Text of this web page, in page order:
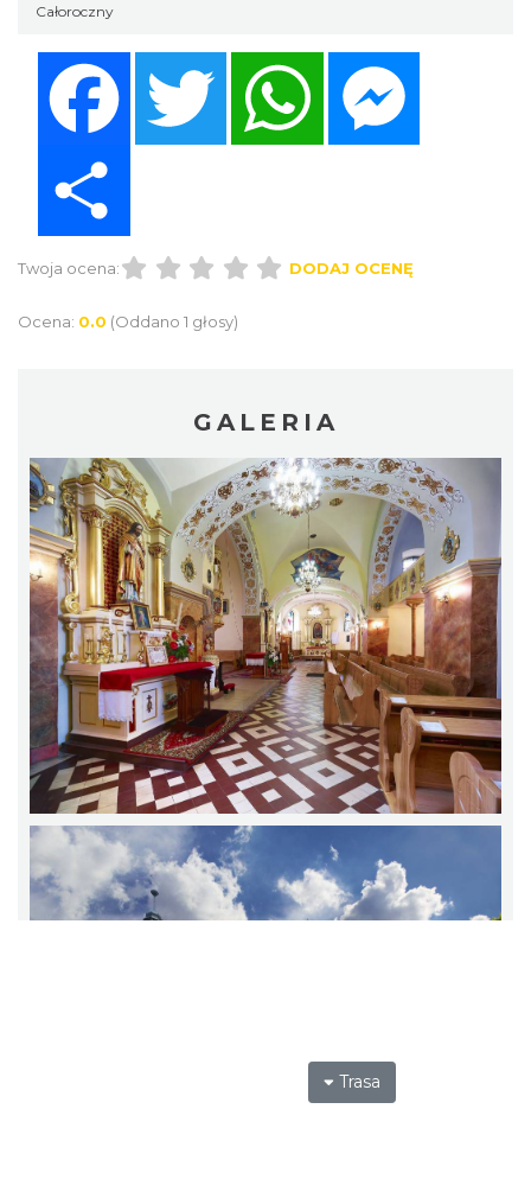
Całoroczny
Twitter WhatsApp
Twoja ocena: DODAJ OCENĘ
Ocena: 0.0 (Oddano 1 głosy)
GALERIA
Trasa